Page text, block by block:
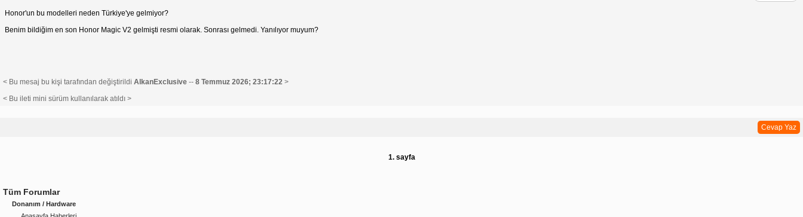
Honor'un bu modelleri neden Türkiye'ye gelmiyor?
Benim bildiğim en son Honor Magic V2 gelmişti resmi olarak. Sonrası gelmedi. Yanılıyor muyum?
< Bu mesaj bu kişi tarafından değiştirildi AlkanExclusive -- 8 Temmuz 2026; 23:17:22 >
< Bu ileti mini sürüm kullanılarak atıldı >
Cevap Yaz
1. sayfa
Tüm Forumlar
Donanım / Hardware